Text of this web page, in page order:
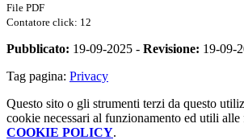
File PDF
Contatore click: 12
Pubblicato: 19-09-2025 - Revisione: 19-09-
Tag pagina: Privacy
Questo sito o gli strumenti terzi da questo
cookie necessari al funzionamento ed utili
COOKIE POLICY.